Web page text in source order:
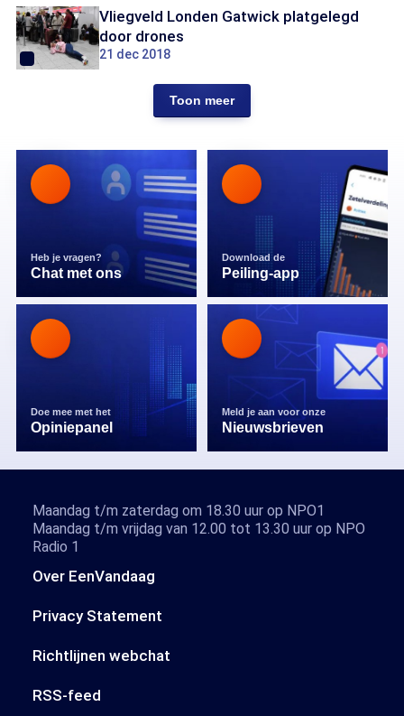
Vliegveld Londen Gatwick platgelegd
door drones
21 dec 2018
Toon meer
Heb je vragen?
Chat met ons
Download de
Peiling-app
Doe mee met het
Opiniepanel
Meld je aan voor onze
Nieuwsbrieven
Over EenVandaag
Privacy Statement
Richtlijnen webchat
RSS-feed
Maandag t/m zaterdag om 18.30 uur op NPO1
Maandag t/m vrijdag van 12.00 tot 13.30 uur op NPO
Radio 1